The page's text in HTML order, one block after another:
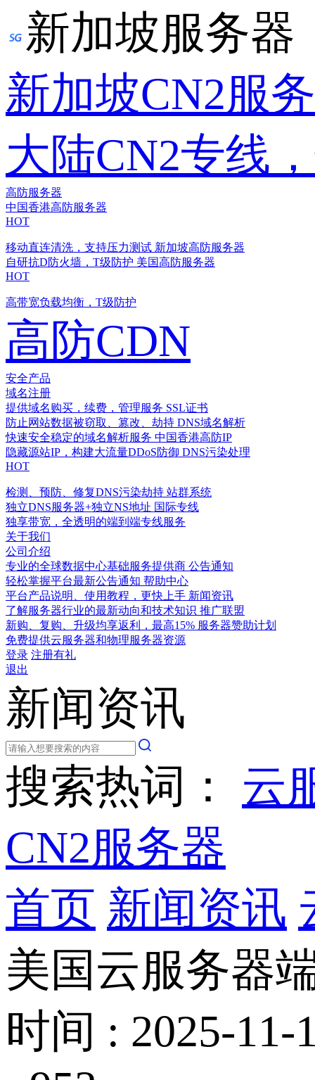
新加坡服务器
新加坡CN2服
大陆CN2专线
高防服务器
中国香港高防服务器
HOT
移动直连清洗，支持压力测试 新加坡高防服务器
自研抗D防火墙，T级防护 美国高防服务器
HOT
高带宽负载均衡，T级防护
高防CDN
安全产品
域名注册
提供域名购买，续费，管理服务 SSL证书
防止网站数据被窃取、篡改、劫持 DNS域名解析
快速安全稳定的域名解析服务 中国香港高防IP
隐藏源站IP，构建大流量DDoS防御 DNS污染处理
HOT
检测、预防、修复DNS污染劫持 站群系统
独立DNS服务器+独立NS地址 国际专线
独享带宽，全透明的端到端专线服务
关于我们
公司介绍
专业的全球数据中心基础服务提供商 公告通知
轻松掌握平台最新公告通知 帮助中心
平台产品说明、使用教程，更快上手 新闻资讯
了解服务器行业的最新动向和技术知识 推广联盟
新购、复购、升级均享返利，最高15% 服务器赞助计划
免费提供云服务器和物理服务器资源
登录 注册有礼
退出
新闻资讯
搜索热词： 云
CN2服务器
首页 新闻资讯
美国云服务器
时间 : 2025-11-